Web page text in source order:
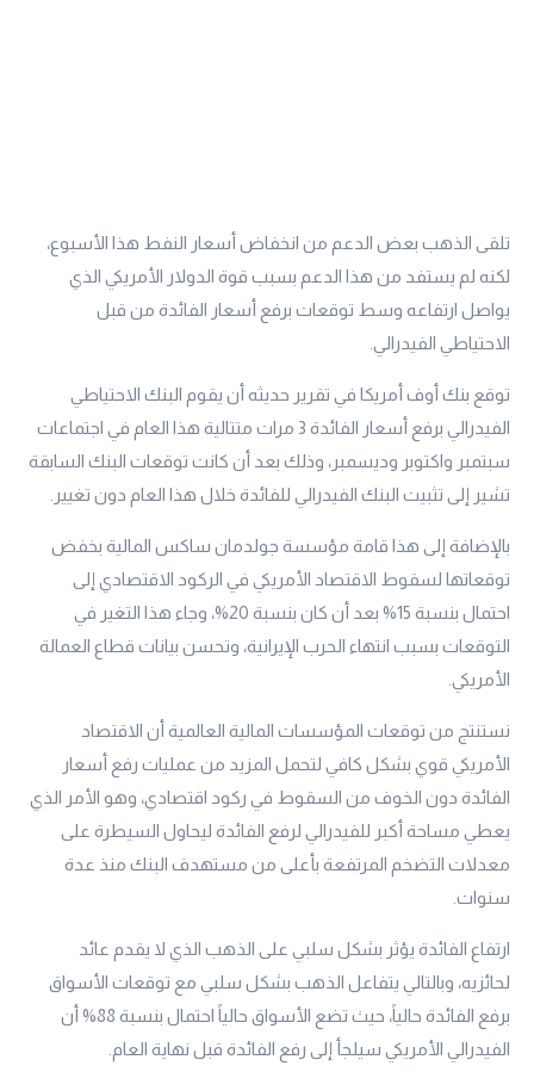
تلقى الذهب بعض الدعم من انخفاض أسعار النفط هذا الأسبوع،
لكنه لم يستفد من هذا الدعم بسبب قوة الدولار الأمريكي الذي
يواصل ارتفاعه وسط توقعات برفع أسعار الفائدة من قبل
الاحتياطي الفيدرالي.
توقع بنك أوف أمريكا في تقرير حديثه أن يقوم البنك الاحتياطي
الفيدرالي برفع أسعار الفائدة 3 مرات متتالية هذا العام في اجتماعات
سبتمبر واكتوبر وديسمبر، وذلك بعد أن كانت توقعات البنك السابقة
تشير إلى تثبيت البنك الفيدرالي للفائدة خلال هذا العام دون تغيير.
بالإضافة إلى هذا قامة مؤسسة جولدمان ساكس المالية بخفض
توقعاتها لسقوط الاقتصاد الأمريكي في الركود الاقتصادي إلى
احتمال بنسبة 15% بعد أن كان بنسبة 20%، وجاء هذا التغير في
التوقعات بسبب انتهاء الحرب الإيرانية، وتحسن بيانات قطاع العمالة
الأمريكي.
نستنتج من توقعات المؤسسات المالية العالمية أن الاقتصاد
الأمريكي قوي بشكل كافي لتحمل المزيد من عمليات رفع أسعار
الفائدة دون الخوف من السقوط في ركود اقتصادي، وهو الأمر الذي
يعطي مساحة أكبر للفيدرالي لرفع الفائدة ليحاول السيطرة على
معدلات التضخم المرتفعة بأعلى من مستهدف البنك منذ عدة
سنوات.
ارتفاع الفائدة يؤثر بشكل سلبي على الذهب الذي لا يقدم عائد
لحائزيه، وبالتالي يتفاعل الذهب بشكل سلبي مع توقعات الأسواق
برفع الفائدة حالياً، حيث تضع الأسواق حالياً احتمال بنسبة 88% أن
الفيدرالي الأمريكي سيلجأ إلى رفع الفائدة قبل نهاية العام.